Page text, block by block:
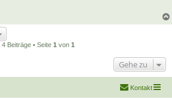
4 Beiträge • Seite 1 von 1
Gehe zu
Kontakt